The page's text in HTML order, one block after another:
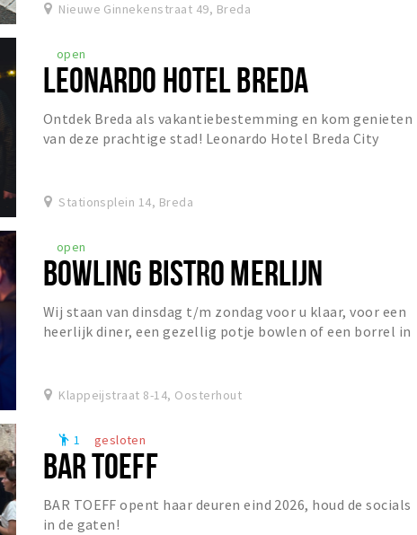
Nieuwe Ginnekenstraat 49, Breda
open
LEONARDO HOTEL BREDA
Ontdek Breda als vakantiebestemming en kom genieten
van deze prachtige stad! Leonardo Hotel Breda City
Stationsplein 14, Breda
open
BOWLING BISTRO MERLIJN
Wij staan van dinsdag t/m zondag voor u klaar, voor een
heerlijk diner, een gezellig potje bowlen of een borrel in
Klappeijstraat 8-14, Oosterhout
emoji_people 1 gesloten
BAR TOEFF
BAR TOEFF opent haar deuren eind 2026, houd de socials
in de gaten!